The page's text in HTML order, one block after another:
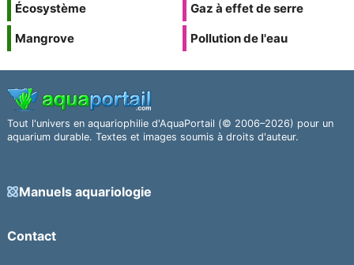
Écosystème
Mangrove
Gaz à effet de serre
Pollution de l'eau
Tout l'univers en aquariophilie d'AquaPortail (© 2006–2026) pour un
aquarium durable. Textes et images soumis à droits d'auteur.
Manuels aquariologie
Contact